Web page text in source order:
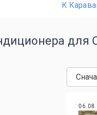
К
для